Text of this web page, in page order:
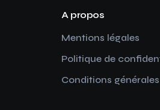
A propos
Mentions légales
Politique de
Conditions générales